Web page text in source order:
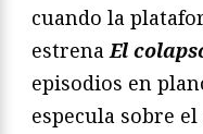
cuando la
estrenaEl
episodios en
especula sobre